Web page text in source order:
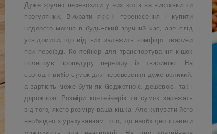
Дуже зручно перевозити у них котів на виставки чи
прогулянки. Вибрати якісні перенесення і купити
недорого можна в будь-який зручний час, але слід
усвідомити, що від них залежить комфорт тварини
при переїзді. Контейнер для транспортування кішок
полегшує процедуру переїзду із твариною. На
сьогодні вибір сумок для перевезення дуже великий,
а вартість може бути як бюджетною, дешевою, так і
дорожчою. Розміри контейнерів та сумок залежать
від того, якого розміру ваша кішка. Але купувати його
необхідно з урахуванням того, що необхідно ставити